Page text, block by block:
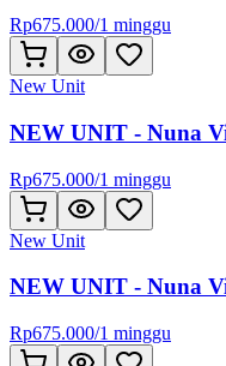
Rp675.000/1 minggu
New Unit
NEW UNIT - Nuna
Rp675.000/1 minggu
New Unit
NEW UNIT - Nuna
Rp675.000/1 minggu